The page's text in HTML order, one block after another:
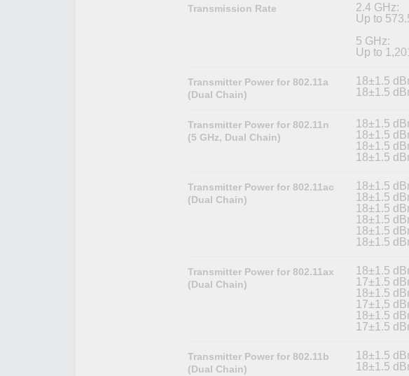
Transmission Rate
2.4 GHz:
Up to
5 GHz:
Up to
Transmitter Power for 802.11a
(Dual Chain)
18±1.5
18±1.5
Transmitter Power for 802.11n
(5 GHz, Dual Chain)
18±1.5
18±1.5
18±1.5
18±1.5
Transmitter Power for 802.11ac
(Dual Chain)
18±1.5
18±1.5
18±1.5
18±1.5
18±1.5
18±1.5
Transmitter Power for 802.11ax
(Dual Chain)
18±1.5
17±1.5
18±1.5
17±1,5
18±1.5
17±1.5
Transmitter Power for 802.11b
(Dual Chain)
18±1.5
18±1.5